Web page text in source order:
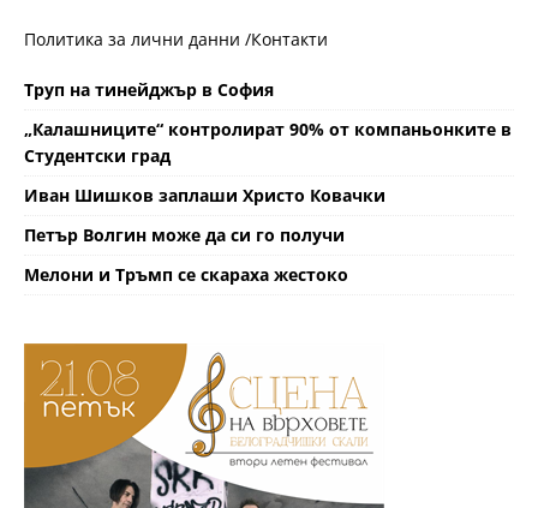
Политика за лични данни /Контакти
Труп на тинейджър в София
„Калашниците“ контролират 90% от компаньонките в
Студентски град
Иван Шишков заплаши Христо Ковачки
Петър Волгин може да си го получи
Мелони и Тръмп се скараха жестоко